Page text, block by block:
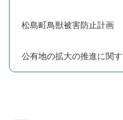
松島町鳥獣被害防止計画
公有地の拡大の推進に関